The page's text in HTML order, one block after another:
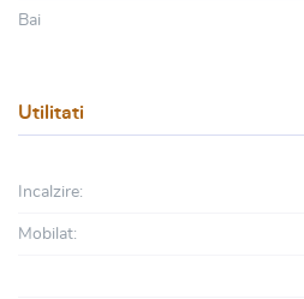
Bai
Utilitati
Incalzire:
Mobilat: